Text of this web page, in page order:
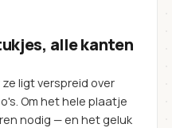
alle kanten
ligt verspreid over
Om het hele plaatje
nodig — en het geluk